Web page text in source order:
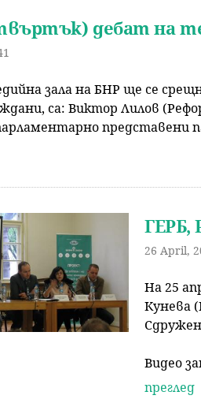
дебат на
зала на БНР ще се
са: Виктор Лилов
представени
ГЕРБ,
26 April,
На 25
Кунева
Видео
преглед